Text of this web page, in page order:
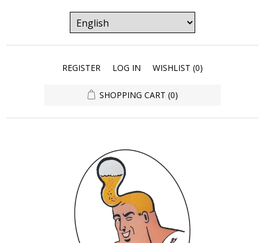
REGISTER LOG IN WISHLIST (0)
SHOPPING CART (0)